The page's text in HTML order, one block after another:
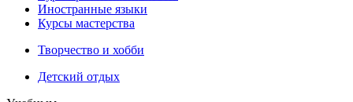
Иностранные языки
Курсы мастерства
Творчество и хобби
Детский отдых